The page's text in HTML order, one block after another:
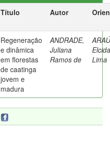
Título Autor
Regeneração
e dinâmica
em florestas
de caatinga
jovem e
madura
ANDRADE,
Juliana
Ramos de
Lima